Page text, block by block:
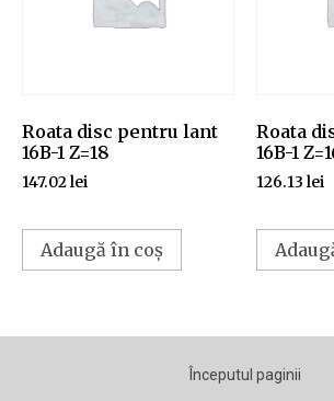
Roata disc pentru lant
16B-1 Z=18
147.02lei
Adaugă în coș
Roata
16B-1
126.13 lei
Începutul paginii